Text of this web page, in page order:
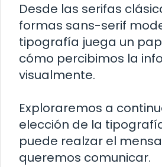
Desde las serifas
formas sans-serif
tipografía juega un
cómo percibimos la
visualmente.
Exploraremos a
elección de la
puede realzar el
queremos comunicar.